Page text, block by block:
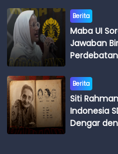
Berita
Maba UI
Jawaban
Perdebatan
Berita
Siti
Indonesia
Dengar